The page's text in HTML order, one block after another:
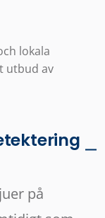
lokala
utbud av
på